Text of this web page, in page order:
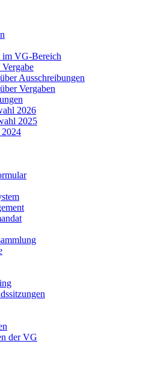
im VG-Bereich
Ausschreibungen
Vergaben
2026
2025
der VG